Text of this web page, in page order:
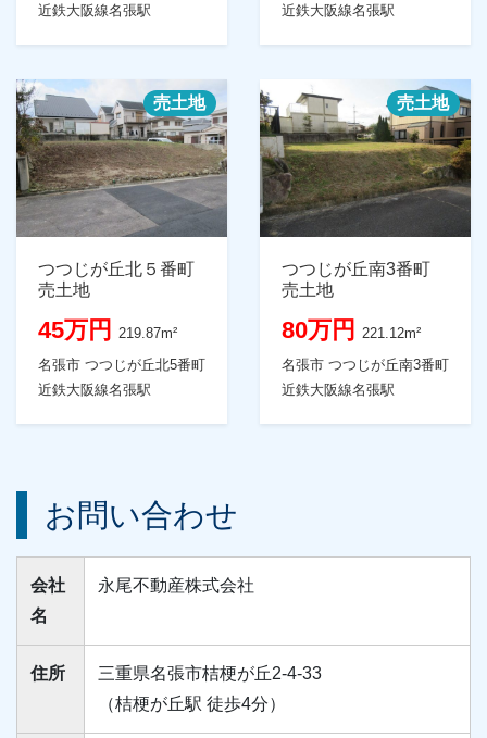
近鉄大阪線名張駅
近鉄大阪線名張駅
売土地
つつじが丘北５番町
売土地
45万円
219.87m²
名張市 つつじが丘北5番町
近鉄大阪線名張駅
売土地
つつじが丘南3番町
売土地
80万円
221.12m²
名張市 つつじが丘南3番町
近鉄大阪線名張駅
お問い合わせ
会社
名
永尾不動産株式会社
住所
三重県名張市桔梗が丘2-4-33
（桔梗が丘駅 徒歩4分）